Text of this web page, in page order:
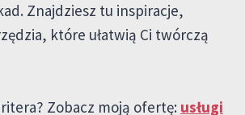
Znajdziesz tu inspiracje,
które ułatwią Ci twórczą
Zobacz moją ofertę: usługi